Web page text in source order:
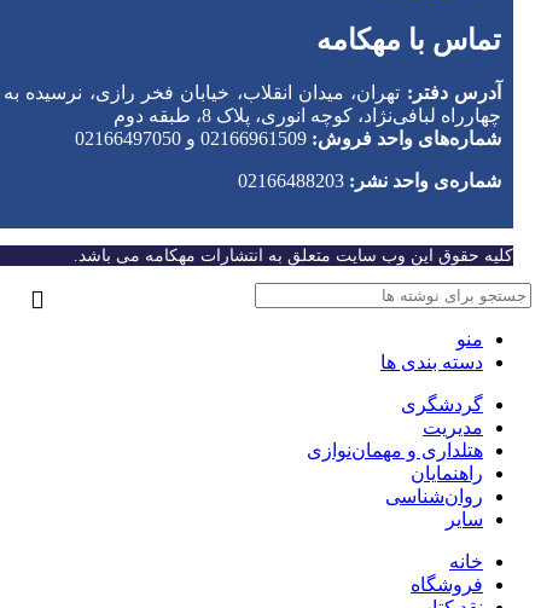
تماس با مهکامه
آدرس دفتر: تهران، میدان انقلاب، خیابان فخر رازی، نرسیده به
چهارراه لبافی‌نژاد، کوچه انوری، پلاک 8، طبقه دوم
شماره‌های واحد فروش: 02166961509 و 02166497050
شماره‌‌ی واحد نشر:
کلیه حقوق این وب سایت متعلق به انتشارات مهکامه می باشد.
منو
دسته بندی ها
گردشگری
مدیریت
هتلداری و مهمان‌نوازی
راهنمایان
روان‌شناسی
سایر
خانه
فروشگاه